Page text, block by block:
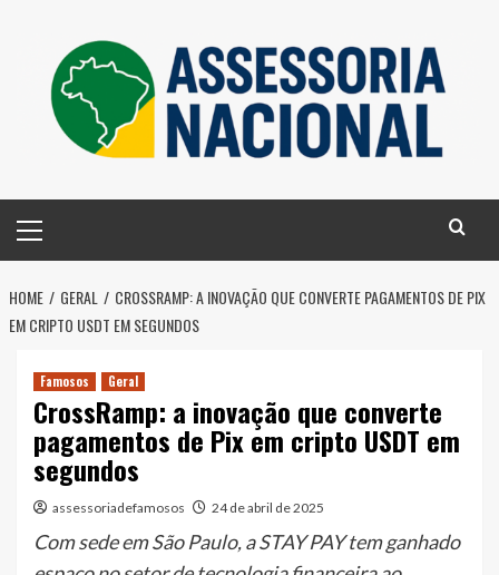
content
Menu
HOME GERAL
CROSSRAMP: A INOVAÇÃO QUE CONVERTE PAGAMENTOS DE PIX
EM CRIPTO USDT EM SEGUNDOS
Famosos Geral
CrossRamp: a inovação que converte
pagamentos de Pix em cripto USDT em
segundos
assessoriadefamosos 24 de abril de 2025
Com sede em São Paulo, a STAY PAY tem ganhado